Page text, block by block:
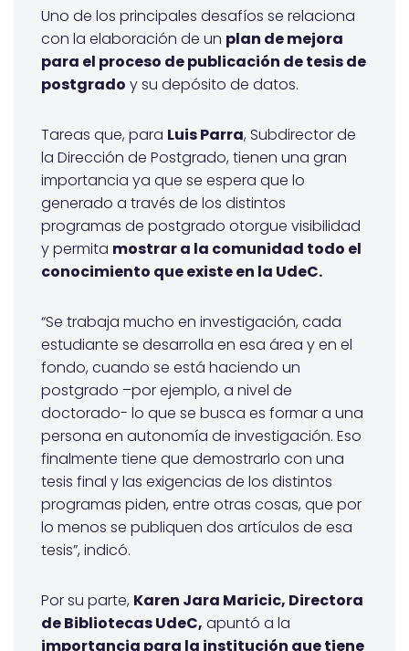
Uno de los principales desafíos se relaciona
con la elaboración de un plan de mejora
para el proceso de publicación de tesis de
postgrado y su depósito de datos.
Tareas que, para Luis Parra, Subdirector de
la Dirección de Postgrado, tienen una gran
importancia ya que se espera que lo
generado a través de los distintos
programas de postgrado otorgue visibilidad
y permita mostrar a la comunidad todo el
conocimiento que existe en la UdeC.
“Se trabaja mucho en investigación, cada
estudiante se desarrolla en esa área y en el
fondo, cuando se está haciendo un
postgrado –por ejemplo, a nivel de
doctorado- lo que se busca es formar a una
persona en autonomía de investigación. Eso
finalmente tiene que demostrarlo con una
tesis final y las exigencias de los distintos
programas piden, entre otras cosas, que por
lo menos se publiquen dos artículos de esa
tesis”, indicó.
Por su parte, Karen Jara Maricic, Directora
de Bibliotecas UdeC, apuntó a la
importancia para la institución que tiene